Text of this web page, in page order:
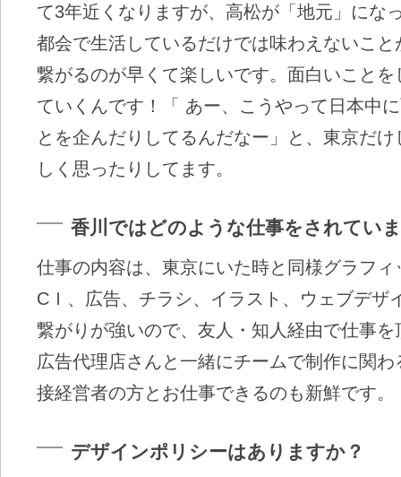
て3年近くなりますが、高松が「地元」にな
都会で生活しているだけでは味わえないこ
繋がるのが早くて楽しいです。面白いこと
ていくんです！「 あー、こうやって日本中
とを企んだりしてるんだなー」と、東京だ
しく思ったりしてます。
香川ではどのような仕事をされてい
仕事の内容は、東京にいた時と同様グラフ
CＩ、広告、チラシ、イラスト、ウェブデザ
繋がりが強いので、友人・知人経由で仕事
広告代理店さんと一緒にチームで制作に関
接経営者の方とお仕事できるのも新鮮です。
デザインポリシーはありますか？